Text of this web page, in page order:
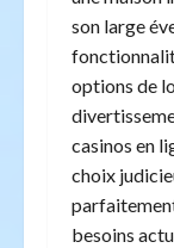
son large
options de
casinos en
choix
besoins